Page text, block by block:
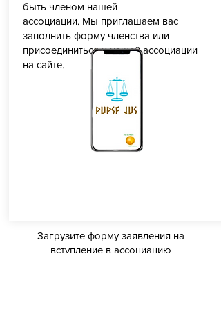
быть членом нашей
ассоциации. Мы приглашаем вас
заполнить форму членства или
присоединиться к нашей ассоциации
на сайте.
Загрузите форму заявления на
вступление в ассоциацию